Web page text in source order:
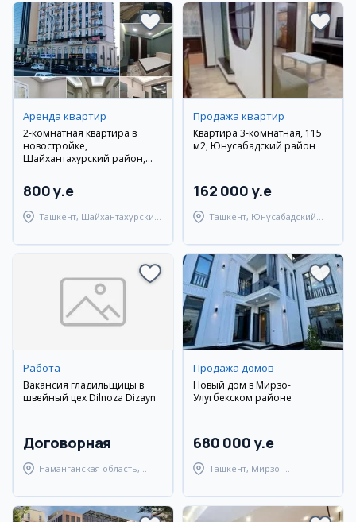
Аренда квартир
2-комнатная квартира в
новостройке,
Шайхантахурский район,
800 y.e
Ташкент, Шайхантахурский
Продажа квартир
Квартира 3-комнатная, 115
м2, Юнусабадский район
162 000 y.e
Ташкент, Юнусабадский
Работа
Вакансия гладильщицы в
швейный цех Dilnoza Dizayn
Договорная
Наманганская область,
Продажа домов
Новый дом в Мирзо-
Улугбекском районе
680 000 y.e
Ташкент, Мирзо-